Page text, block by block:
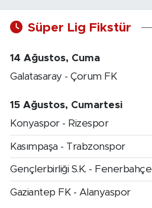
Süper Lig Fikstür
14 Ağustos, Cuma
Galatasaray - Çorum FK
15 Ağustos, Cumartesi
Konyaspor - Rizespor
Kasımpaşa - Trabzonspor
Gençlerbirliği S.K. - Fenerbahçe
Gaziantep FK - Alanyaspor